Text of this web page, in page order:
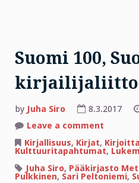
Suomi 100,
kirjailijaliitto
by Juha Siro 8.3.2017
Leave a comment
100,
Suomen
120
Kirjallisuus, Kirjat,
Kulttuuritapahtumat,
Juha Siro, Pääkirjasto
Pulkkinen, Sari Peltoniemi,